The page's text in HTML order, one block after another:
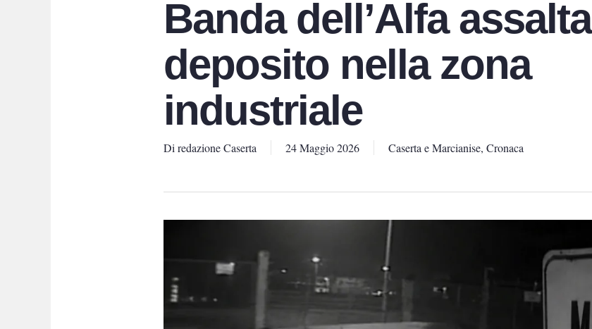
Banda dell’Alfa assalta
deposito nella zona
industriale
Di redazione Caserta 24 Maggio 2026 Caserta e Marcianise, Cronaca